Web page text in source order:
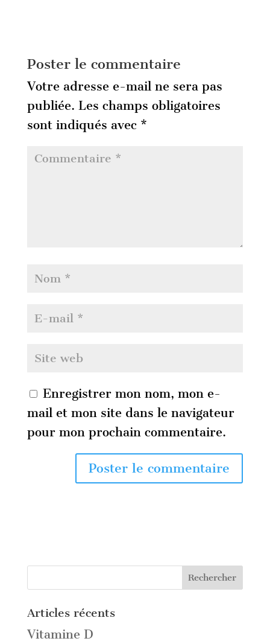
Poster le commentaire
Votre adresse e-mail ne sera pas
publiée. Les champs obligatoires
sont indiqués avec *
Enregistrer mon nom, mon e-
mail et mon site dans le navigateur
pour mon prochain commentaire.
Articles récents
Vitamine D